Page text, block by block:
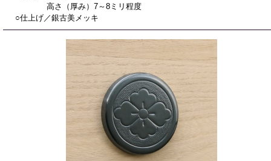
高さ（厚み）7～8ミリ程度
○仕上げ／銀古美メッキ